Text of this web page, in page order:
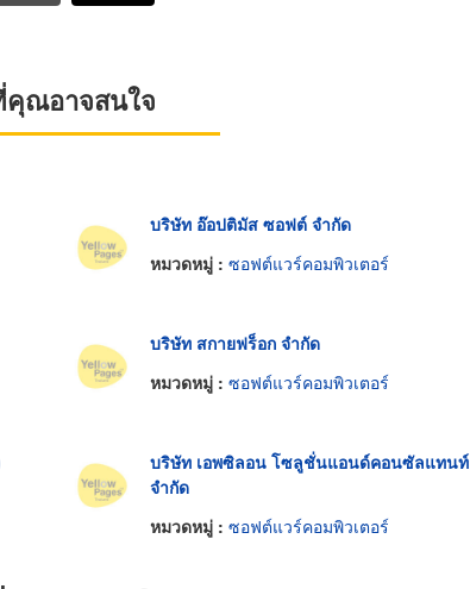
คุณอาจสนใจ
บริษัท อ๊อปติมัส ซอฟต์ จำกัด
หมวดหมู่ : ซอฟต์แวร์คอมพิวเตอร์
บริษัท สกายฟร็อก จำกัด
หมวดหมู่ : ซอฟต์แวร์คอมพิวเตอร์
บริษัท เอพซิลอน โซลูชั่นแอนด์คอนซัลแทนท์
จำกัด
หมวดหมู่ : ซอฟต์แวร์คอมพิวเตอร์